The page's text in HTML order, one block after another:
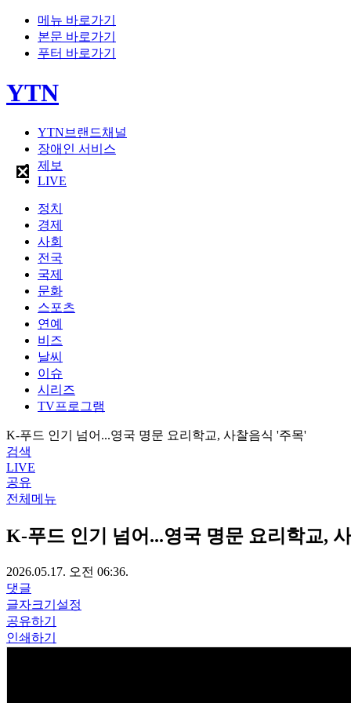
메뉴 바로가기
본문 바로가기
푸터 바로가기
YTN
YTN브랜드채널
장애인 서비스
제보
LIVE
정치
경제
사회
전국
국제
문화
스포츠
연예
비즈
날씨
이슈
시리즈
TV프로그램
K-푸드 인기 넘어...영국 명문 요리학교, 사찰음식 '주목'
검색
LIVE
공유
전체메뉴
K-푸드 인기 넘어...영국 명문 요리학교,
2026.05.17. 오전 06:36.
댓글
글자크기설정
공유하기
인쇄하기